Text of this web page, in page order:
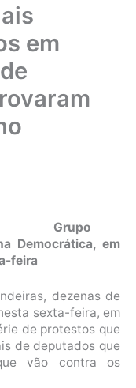
em
Grupo
Democrática, em
feira
dezenas de
sexta-feira, em
de protestos que
de deputados que
vão contra os